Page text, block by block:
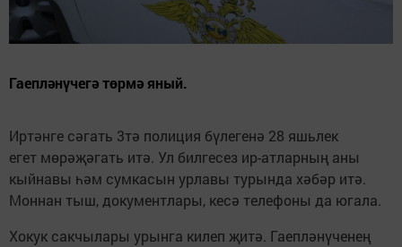
Гаепләнүчегә төрмә яный.
Иртәнге сәгать 3тә полиция бүлегенә 28 яшьлек
егет мөрәҗәгать итә. Ул билгесез ир-атларның аны
кыйнавы һәм сумкасын урлавы турында хәбәр итә.
Моннан тыш, документлары, кесә телефоны да югала.
Хокук сакчылары урынга килеп җитә. Гаепләнүченең